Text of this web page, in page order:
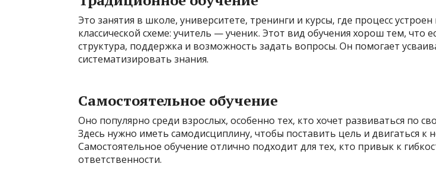
Это занятия в школе, университете, тренинги и курсы, где процесс устроен
классической схеме: учитель — ученик. Этот вид обучения хорош тем, что
структура, поддержка и возможность задать вопросы. Он помогает
систематизировать знания.
Самостоятельное обучение
Оно популярно среди взрослых, особенно тех, кто хочет развиваться по
Здесь нужно иметь самодисциплину, чтобы поставить цель и двигаться к
Самостоятельное обучение отлично подходит для тех, кто привык к
ответственности.